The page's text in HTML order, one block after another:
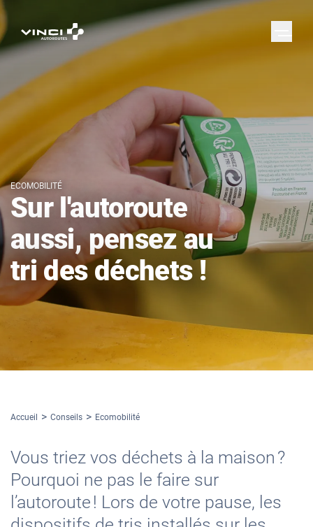
ECOMOBILITÉ
Sur l'autoroute
aussi, pensez au
tri des déchets !
Accueil Conseils Ecomobilité
Vous triez vos déchets à la maison ?
Pourquoi ne pas le faire sur
l’autoroute ! Lors de votre pause, les